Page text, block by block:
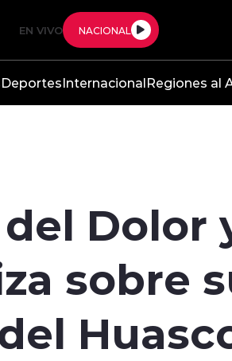
EN VIVO NACIONAL
DeportesInternacionalRegiones al
Dolor
sobre